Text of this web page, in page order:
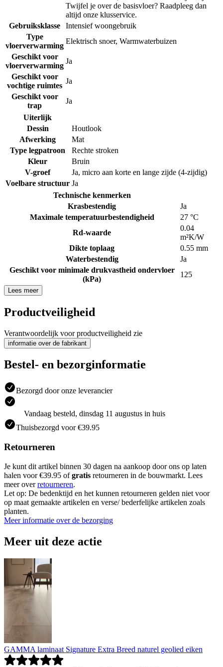
Twijfel je over de basisvloer? Raadpleeg dan
altijd onze klusservice.
Gebruiksklasse
Intensief woongebruik
Type
vloerverwarming
Elektrisch snoer, Warmwaterbuizen
Geschikt voor
vloerverwarming
Ja
Geschikt voor
vochtige ruimtes
Ja
Geschikt voor
trap
Ja
Uiterlijk
Dessin
Houtlook
Afwerking
Mat
Type legpatroon
Rechte stroken
Kleur
Bruin
V-groef
Ja, micro aan korte en lange zijde (4-zijdig)
Voelbare structuur Ja
Technische kenmerken
Krasbestendig
Ja
Maximale temperatuurbestendigheid
27 °C
Rd-waarde
0.04
m²K/W
Dikte toplaag
0.55 mm
Waterbestendig
Ja
Geschikt voor minimale drukvastheid ondervloer
(kPa)
125
Lees meer
Productveiligheid
Verantwoordelijk voor productveiligheid zie
informatie over de fabrikant
Bestel- en bezorginformatie
Bezorgd door onze leverancier
Vandaag besteld, dinsdag 11 augustus in huis
Thuisbezorgd voor €39.95
Retourneren
Je kunt dit artikel binnen 30 dagen na aankoop door ons op laten
halen voor €39.95 ofgratis retourneren in de bouwmarkt. Lees
meer overretourneren.
Let op: De bedenktijd en het kunnen retourneren gelden niet voor
op maat gemaakte artikelen en verse/ bederfelijke artikelen zoals
planten.
Meer informatie over de bezorging
Meer uit deze actie
GAMMA laminaat Signature Extra Breed naturel geolied eiken